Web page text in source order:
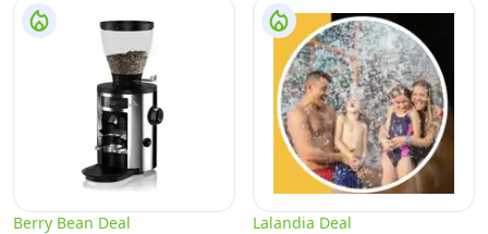
Berry Bean Deal Lalandia Deal